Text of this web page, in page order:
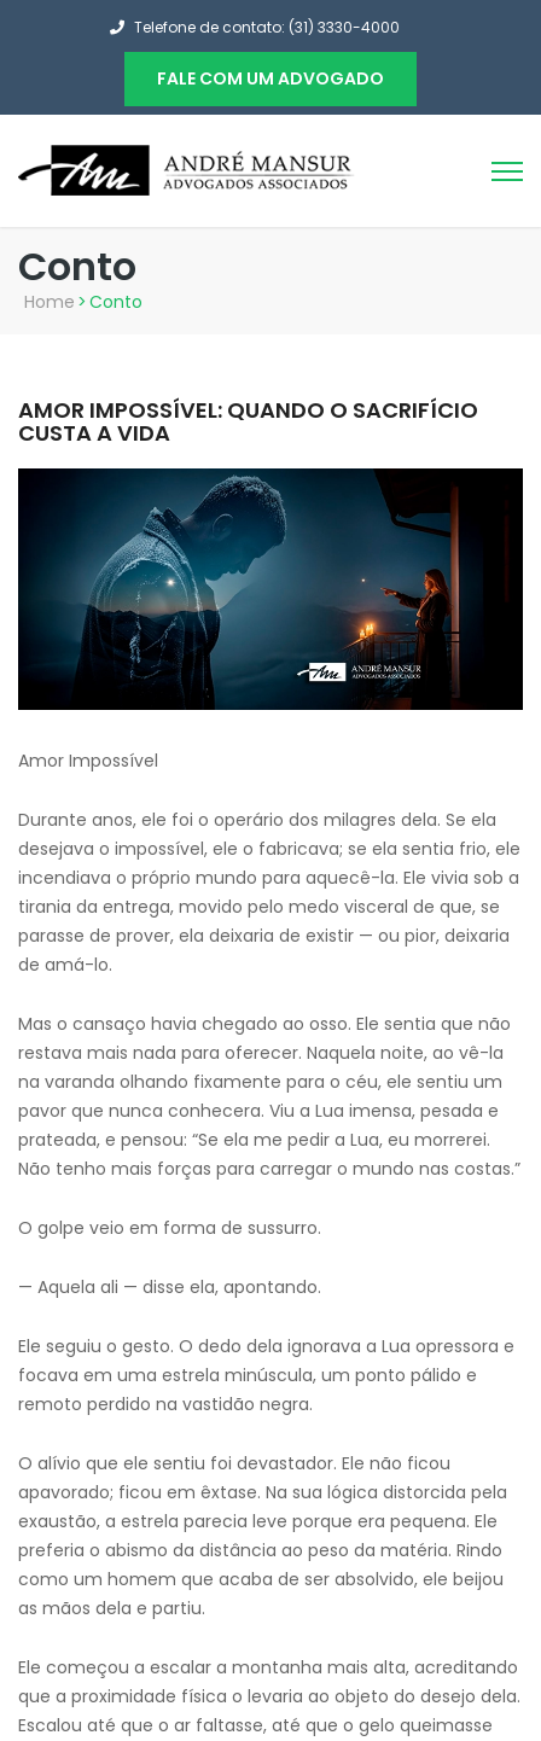
Telefone de contato: (31) 3330-4000
FALE COM UM ADVOGADO
Conto
Home > Conto
AMOR IMPOSSÍVEL: QUANDO O SACRIFÍCIO
CUSTA A VIDA
Amor Impossível
Durante anos, ele foi o operário dos milagres dela. Se ela
desejava o impossível, ele o fabricava; se ela sentia frio, ele
incendiava o próprio mundo para aquecê-la. Ele vivia sob a
tirania da entrega, movido pelo medo visceral de que, se
parasse de prover, ela deixaria de existir — ou pior, deixaria
de amá-lo.
Mas o cansaço havia chegado ao osso. Ele sentia que não
restava mais nada para oferecer. Naquela noite, ao vê-la
na varanda olhando fixamente para o céu, ele sentiu um
pavor que nunca conhecera. Viu a Lua imensa, pesada e
prateada, e pensou: “Se ela me pedir a Lua, eu morrerei.
Não tenho mais forças para carregar o mundo nas costas.”
O golpe veio em forma de sussurro.
— Aquela ali — disse ela, apontando.
Ele seguiu o gesto. O dedo dela ignorava a Lua opressora e
focava em uma estrela minúscula, um ponto pálido e
remoto perdido na vastidão negra.
O alívio que ele sentiu foi devastador. Ele não ficou
apavorado; ficou em êxtase. Na sua lógica distorcida pela
exaustão, a estrela parecia leve porque era pequena. Ele
preferia o abismo da distância ao peso da matéria. Rindo
como um homem que acaba de ser absolvido, ele beijou
as mãos dela e partiu.
Ele começou a escalar a montanha mais alta, acreditando
que a proximidade física o levaria ao objeto do desejo dela.
Escalou até que o ar faltasse, até que o gelo queimasse